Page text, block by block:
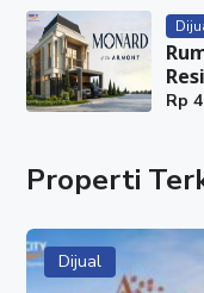
Rp
Properti
Dijual